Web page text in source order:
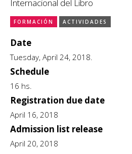
CCE en el interior/libros
Exposiciones
Formación
Género y Diversidad
Infantil y Juvenil
Letras
Medio Ambiente
Internacional del Libro
FORMACIÓN ACTIVIDADES
Date
Tuesday, April 24, 2018.
Schedule
16 hs.
Registration due date
April 16, 2018
Admission list release
April 20, 2018